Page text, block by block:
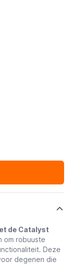
de Catalyst
om robuuste
Deze
degenen die